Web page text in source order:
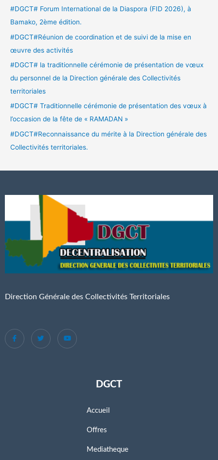
#DGCT# Forum International de la Diaspora (FID 2026), à
Bamako, 2ème édition.
#DGCT#Réunion de coordination et de suivi de la mise en
œuvre des activités
#DGCT# la traditionnelle cérémonie de présentation de vœux
du personnel de la Direction générale des Collectivités
territoriales
#DGCT# Traditionnelle cérémonie de présentation des vœux à
l’occasion de la fête de « RAMADAN »
#DGCT#Reconnaissance du mérite à la Direction générale des
Collectivités territoriales.
Direction Générale des Collectivités Territoriales
DGCT
Accueil
Offres
Mediatheque